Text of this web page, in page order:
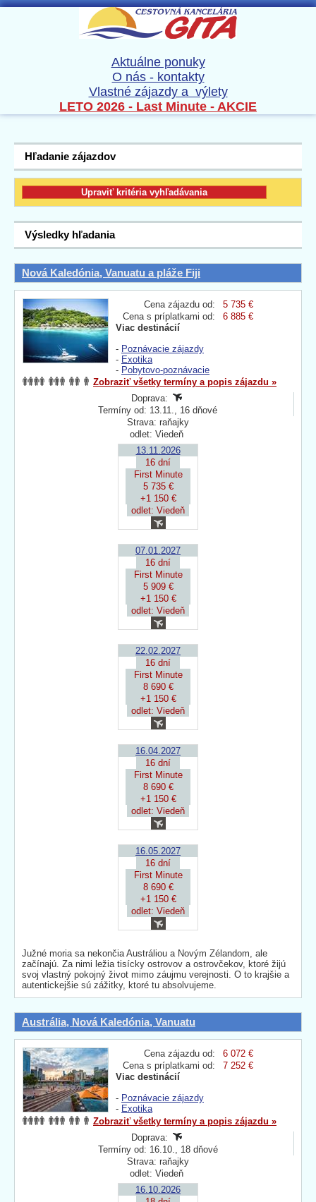
Aktuálne ponuky
O nás - kontakty
Vlastné zájazdy a výlety
LETO 2026 - Last Minute - AKCIE
Hľadanie zájazdov
Výsledky hľadania
Nová Kaledónia, Vanuatu a pláže Fiji
Cena zájazdu od:
5 735 €
Cena s príplatkami od:
6 885 €
Viac destinácií
- Poznávacie zájazdy
- Exotika
- Pobytovo-poznávacie
Zobraziť všetky termíny a popis zájazdu »
Doprava:
Termíny od: 13.11., 16 dňové
Strava: raňajky
odlet: Viedeň
13.11.2026
16 dní
First Minute
5 735 €
+1 150 €
odlet: Viedeň
07.01.2027
16 dní
First Minute
5 909 €
+1 150 €
odlet: Viedeň
22.02.2027
16 dní
First Minute
8 690 €
+1 150 €
odlet: Viedeň
16.04.2027
16 dní
First Minute
8 690 €
+1 150 €
odlet: Viedeň
16.05.2027
16 dní
First Minute
8 690 €
+1 150 €
odlet: Viedeň
Južné moria sa nekončia Austráliou a Novým Zélandom, ale
začínajú. Za nimi ležia tisícky ostrovov a ostrovčekov, ktoré žijú
svoj vlastný pokojný život mimo záujmu verejnosti. O to krajšie a
autentickejšie sú zážitky, ktoré tu absolvujeme.
Austrália, Nová Kaledónia, Vanuatu
Cena zájazdu od:
6 072 €
Cena s príplatkami od:
7 252 €
Viac destinácií
- Poznávacie zájazdy
- Exotika
Zobraziť všetky termíny a popis zájazdu »
Doprava:
Termíny od: 16.10., 18 dňové
Strava: raňajky
odlet: Viedeň
16.10.2026